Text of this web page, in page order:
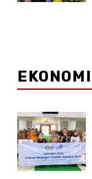
EKONOMI